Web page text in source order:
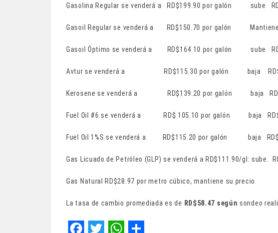
Gasolina Regular se venderá a RD$199.90 por galón sube
Gasoil Regular se venderá a RD$150.70 por galón Mantiene
Gasoil Óptimo se venderá a RD$164.10 por galón sube
Avtur se venderá a RD$115.30 por galón baja
Kerosene se venderá a RD$139.20 por galón baja
Fuel Oil #6 se venderá a RD$ 105.10 por galón baja
Fuel Oil 1%S se venderá a RD$115.20 por galón baja
Gas Licuado de Petróleo (GLP) se venderá a RD$111.90/gl: sube.
Gas Natural RD$28.97 por metro cúbico, mantiene su precio
La tasa de cambio promediada es de RD$58.47 según sondeo